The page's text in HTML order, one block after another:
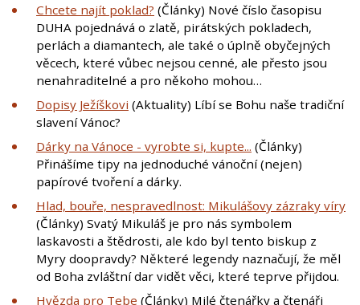
Chcete najít poklad? (Články) Nové číslo časopisu
DUHA pojednává o zlatě, pirátských pokladech,
perlách a diamantech, ale také o úplně obyčejných
věcech, které vůbec nejsou cenné, ale přesto jsou
nenahraditelné a pro někoho mohou…
Dopisy Ježíškovi (Aktuality) Líbí se Bohu naše tradiční
slavení Vánoc?
Dárky na Vánoce - vyrobte si, kupte... (Články)
Přinášíme tipy na jednoduché vánoční (nejen)
papírové tvoření a dárky.
Hlad, bouře, nespravedlnost: Mikulášovy zázraky víry
(Články) Svatý Mikuláš je pro nás symbolem
laskavosti a štědrosti, ale kdo byl tento biskup z
Myry doopravdy? Některé legendy naznačují, že měl
od Boha zvláštní dar vidět věci, které teprve přijdou.
Hvězda pro Tebe (Články) Milé čtenářky a čtenáři